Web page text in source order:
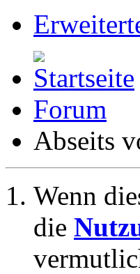
Forum
Abseits
Wenn
die